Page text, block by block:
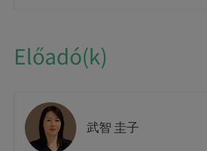
Előadó(k)
武智 圭子